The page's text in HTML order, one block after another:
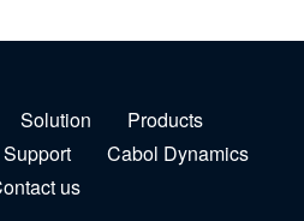
Solution
Products
Support
Cabol Dynamics
us